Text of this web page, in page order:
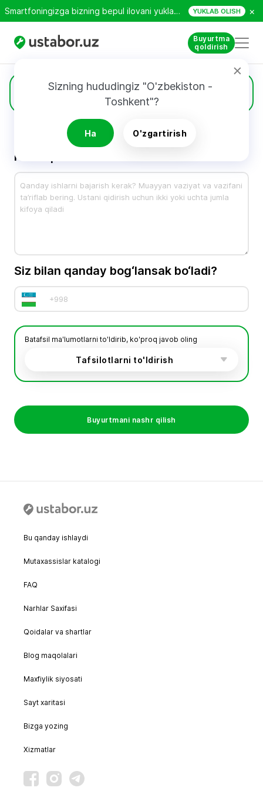
Smartfoningizga bizning bepul ilovani yuklab oling! YUKLAB OLISH ×
Buyurtma
qoldirish
Sizning hududingiz "O'zbekiston -
Toshkent"?
Ha O'zgartirish
Buyurtnoma
Nima qilish kerak?
Siz bilan qanday bog‘lansak bo‘ladi?
Batafsil ma'lumotlarni to'ldirib, ko'proq javob oling
Tafsilotlarni to'ldirish
Buyurtmani nashr qilish
Bu qanday ishlaydi
Mutaxassislar katalogi
FAQ
Narhlar Saxifasi
Qoidalar va shartlar
Blog maqolalari
Maxfiylik siyosati
Sayt xaritasi
Bizga yozing
Xizmatlar